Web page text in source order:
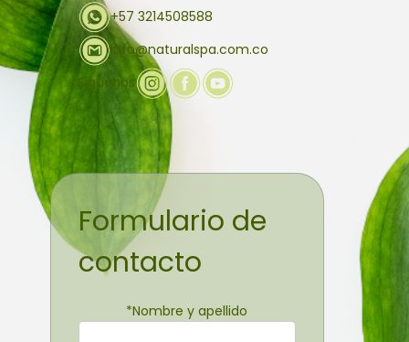
+57 3214508588
info@naturalspa.com.co
Siguenos
Formulario de
contacto
*Nombre y apellido